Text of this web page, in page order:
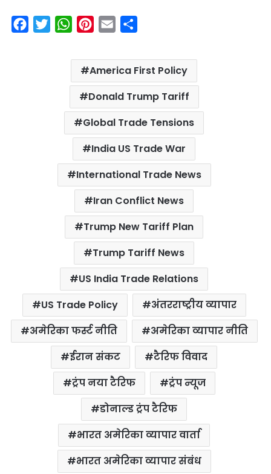
W
a
A
p
p
n
t
e
r
e
s
t
a
i
l
a
r
e
America First Policy
Donald Trump Tariff
Global Trade Tensions
India US Trade War
International Trade News
Iran Conflict News
Trump New Tariff Plan
Trump Tariff News
US India Trade Relations
US Trade Policy
अंतरराष्ट्रीय व्यापार
अमेरिका फर्स्ट नीति
अमेरिका व्यापार नीति
ईरान संकट
टैरिफ विवाद
ट्रंप नया टैरिफ
ट्रंप न्यूज
डोनाल्ड ट्रंप टैरिफ
भारत अमेरिका व्यापार वार्ता
भारत अमेरिका व्यापार संबंध